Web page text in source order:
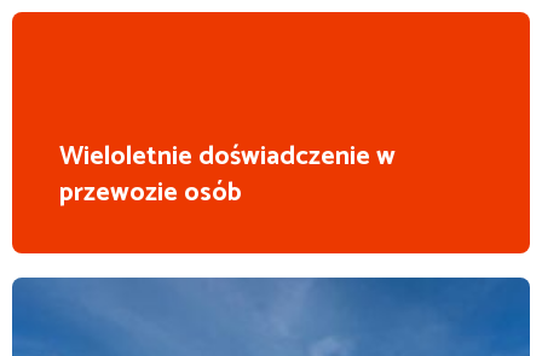
Wieloletnie doświadczenie w
przewozie osób